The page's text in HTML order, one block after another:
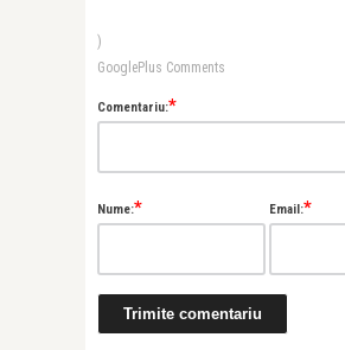
)
GooglePlus Comments
Comentariu:*
Nume:* Email:*